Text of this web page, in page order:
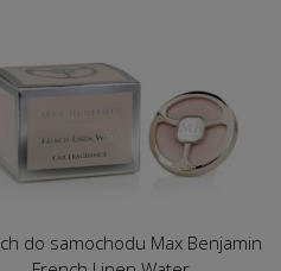
Zegar ścienny BBHome Gears Silver